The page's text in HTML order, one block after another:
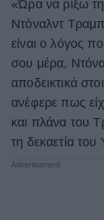
Market News
«Ώρα να ρίξω
Ντόναλντ Τραμπ
είναι ο λόγος
σου μέρα,
αποδεικτικά
ανέφερε πως
και πλάνα του
τη δεκαετία του